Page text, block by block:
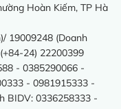
Hoàn Kiếm, TP Hà
19009248 (Doanh
24) 22200399
- 0385290066 -
- 0981915333 -
BIDV: 0336258333 -